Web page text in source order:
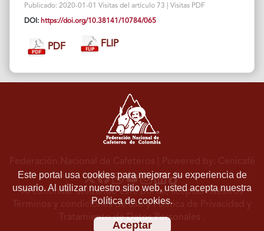
Publicado: 2020-01-01 Visitas del artículo 73 | Visitas PDF
DOI: https://doi.org/10.38141/10784/065
PDF FLIP
Este portal usa cookies para mejorar su experiencia de
usuario. Al utilizar nuestro sitio web, usted acepta nuestra
Política de cookies.
Aceptar
Federación Nacional de Cafeteros | Powered by: Cenicafé
Al continuar utilizando este portal, aceptas nuestros
Términos y condiciones de usoyPolítica de Privacidad y
Tratamiento de Datos Personales